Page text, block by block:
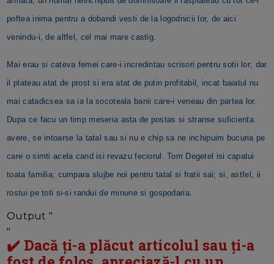
poftea inima pentru a dobandi vesti de la logodnicii lor, de aici
venindu-i, de altfel, cel mai mare castig.
Mai erau si cateva femei care-i incredintau scrisori pentru sotii lor; dar
il plateau atat de prost si era atat de putin profitabil, incat baiatul nu
mai catadicsea sa ia la socoteala banii care-i veneau din partea lor.
Dupa ce facu un timp meseria asta de postas si stranse suficienta
avere, se intoarse la tatal sau si nu e chip sa ne inchipuim bucuria pe
care o simti acela cand isi revazu feciorul. Tom Degetel isi capatui
toata familia; cumpara slujbe noi pentru tatal si fratii sai; si, astfel, ii
rostui pe toti si-si randui de minune si gospodaria.
Output "
"
✔️ Dacă ți-a plăcut articolul sau ți-a